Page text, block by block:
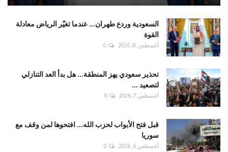
السعودية وردع طهران... عندما تغيّر الرياض معادلة
القوة
أغسطس 8, 2026 0
تحذير سعودي يهز المنطقة... هل بدأ العد التنازلي
لتصعيد ...
أغسطس 7, 2026 0
قبل فتح الأبواب لحزب الله... افتحوها لمن وقف مع
سوريا
أغسطس 6, 2026 0